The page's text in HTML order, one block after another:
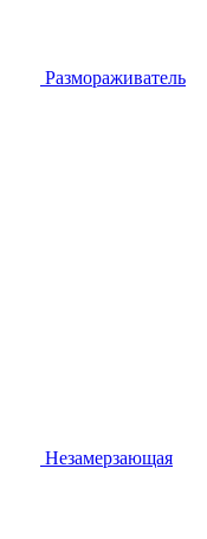
Размораживатель
Незамерзающая